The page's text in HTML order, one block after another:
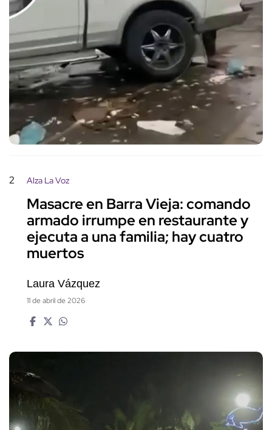
2 Alza La Voz
Masacre en Barra Vieja: comando
armado irrumpe en restaurante y
ejecuta a una familia; hay cuatro
muertos
Laura Vázquez
11 de abril de 2026